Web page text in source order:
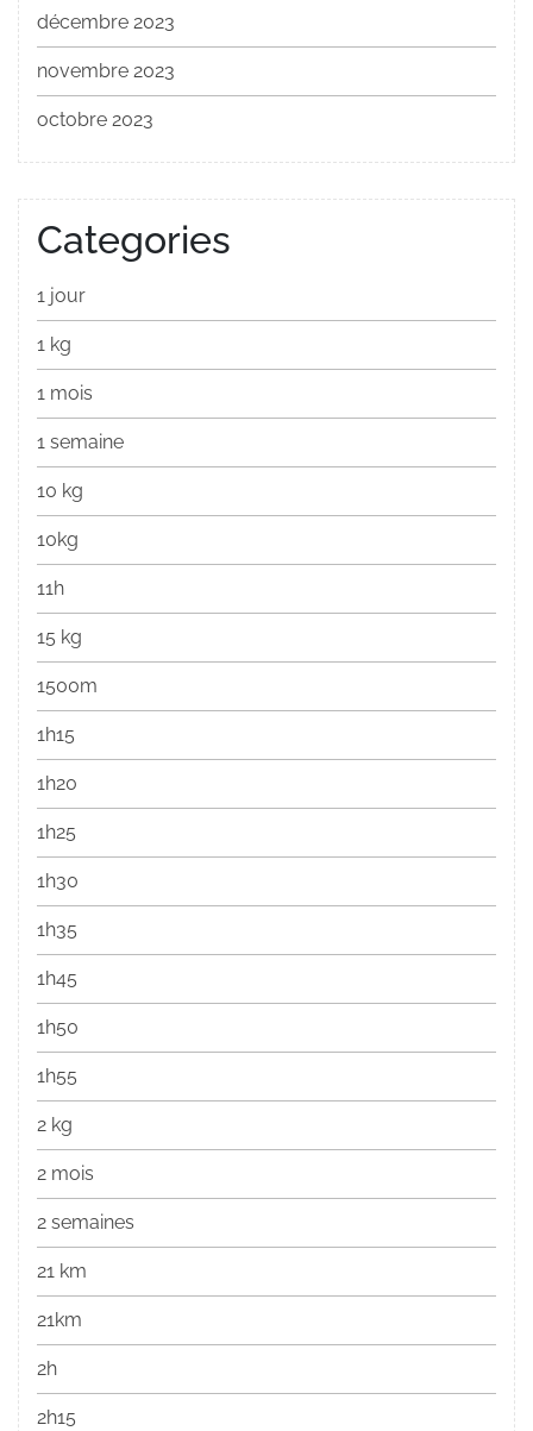
décembre 2023
novembre 2023
octobre 2023
Categories
1 jour
1 kg
1 mois
1 semaine
10 kg
10kg
11h
15 kg
1500m
1h15
1h20
1h25
1h30
1h35
1h45
1h50
1h55
2 kg
2 mois
2 semaines
21 km
21km
2h
2h15